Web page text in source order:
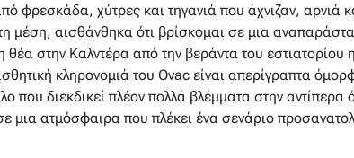
φρεσκάδα, χύτρες και τηγανιά που άχνιζαν, αρνιά
μέση, αισθάνθηκα ότι βρίσκομαι σε μια
στην Καλντέρα από την βεράντα του εστιατορίου
κληρονομιά του Ovac είναι απερίγραπτα
που διεκδικεί πλέον πολλά βλέμματα στην αντίπερα
μια ατμόσφαιρα που πλέκει ένα σενάριο